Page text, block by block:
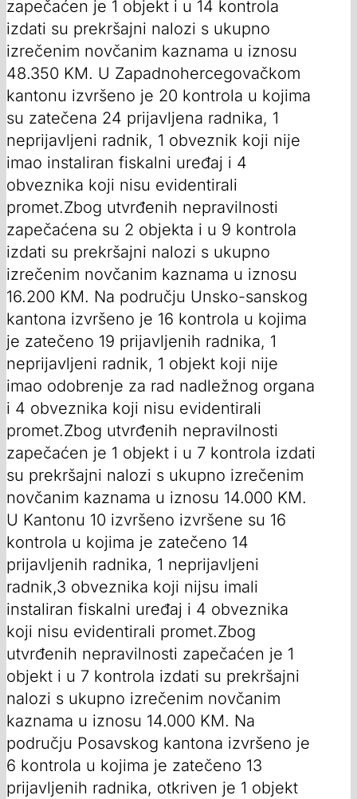
zapečaćen je 1 objekt i u 14 kontrola
izdati su prekršajni nalozi s ukupno
izrečenim novčanim kaznama u iznosu
48.350 KM. U Zapadnohercegovačkom
kantonu izvršeno je 20 kontrola u kojima
su zatečena 24 prijavljena radnika, 1
neprijavljeni radnik, 1 obveznik koji nije
imao instaliran fiskalni uređaj i 4
obveznika koji nisu evidentirali
promet.Zbog utvrđenih nepravilnosti
zapečaćena su 2 objekta i u 9 kontrola
izdati su prekršajni nalozi s ukupno
izrečenim novčanim kaznama u iznosu
16.200 KM. Na području Unsko-sanskog
kantona izvršeno je 16 kontrola u kojima
je zatečeno 19 prijavljenih radnika, 1
neprijavljeni radnik, 1 objekt koji nije
imao odobrenje za rad nadležnog organa
i 4 obveznika koji nisu evidentirali
promet.Zbog utvrđenih nepravilnosti
zapečaćen je 1 objekt i u 7 kontrola izdati
su prekršajni nalozi s ukupno izrečenim
novčanim kaznama u iznosu 14.000 KM.
U Kantonu 10 izvršeno izvršene su 16
kontrola u kojima je zatečeno 14
prijavljenih radnika, 1 neprijavljeni
radnik,3 obveznika koji nijsu imali
instaliran fiskalni uređaj i 4 obveznika
koji nisu evidentirali promet.Zbog
utvrđenih nepravilnosti zapečaćen je 1
objekt i u 7 kontrola izdati su prekršajni
nalozi s ukupno izrečenim novčanim
kaznama u iznosu 14.000 KM. Na
području Posavskog kantona izvršeno je
6 kontrola u kojima je zatečeno 13
prijavljenih radnika, otkriven je 1 objekt